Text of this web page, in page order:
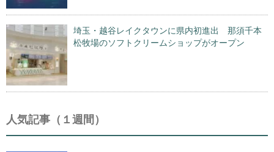
埼玉・越谷レイクタウンに県内初進出 那須千本
松牧場のソフトクリームショップがオープン
人気記事（１週間）